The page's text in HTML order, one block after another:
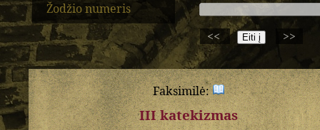
Žodžio numeris
<<
>>
Faksimilė:
III katekizmas